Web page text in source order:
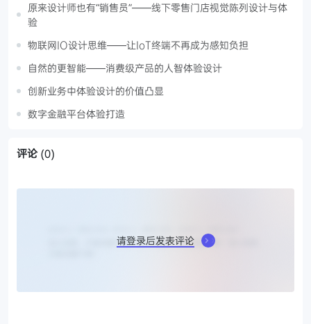
原来设计师也有“销售员”——线下零售门店视觉陈列设计与体
验
物联网IO设计思维——让IoT终端不再成为感知负担
自然的更智能——消费级产品的人智体验设计
创新业务中体验设计的价值凸显
数字金融平台体验打造
评论 (0)
请登录后发表评论